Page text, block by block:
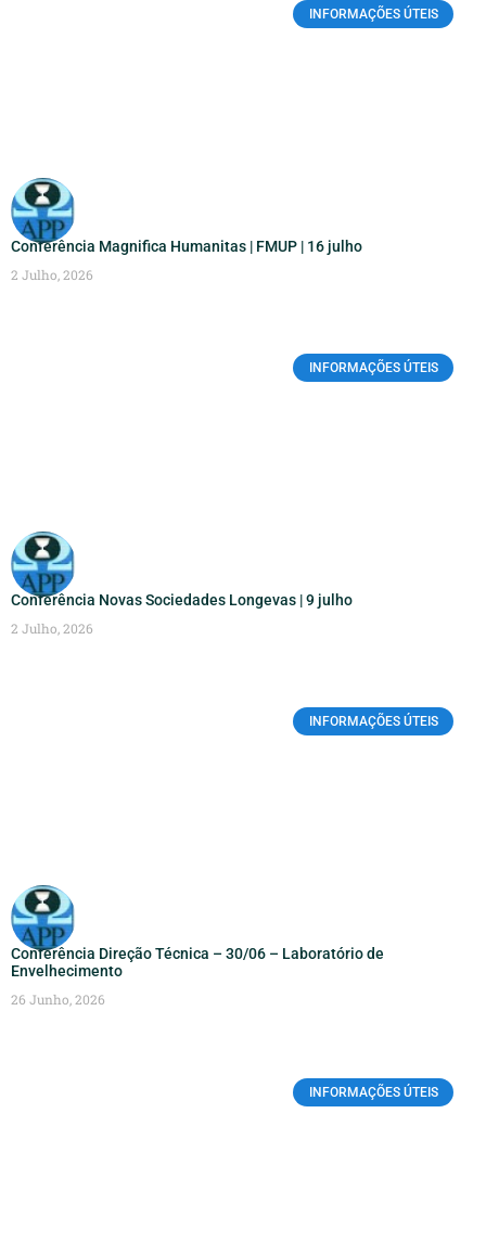
INFORMAÇÕES ÚTEIS
Conferência Magnifica Humanitas | FMUP | 16 julho
2 Julho, 2026
INFORMAÇÕES ÚTEIS
Conferência Novas Sociedades Longevas | 9 julho
2 Julho, 2026
INFORMAÇÕES ÚTEIS
Conferência Direção Técnica – 30/06 – Laboratório de
Envelhecimento
26 Junho, 2026
INFORMAÇÕES ÚTEIS